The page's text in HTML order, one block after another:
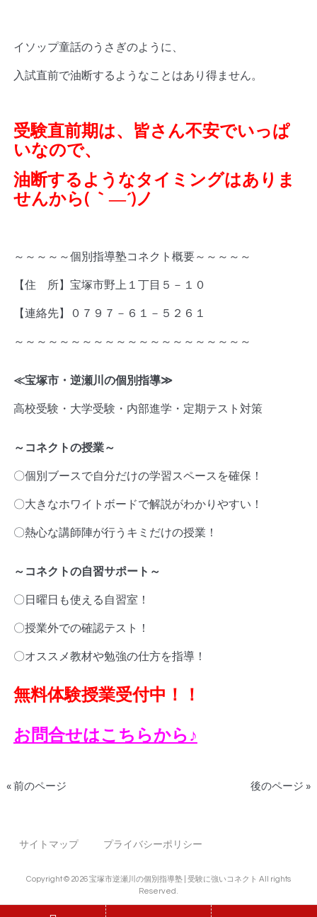
イソップ童話のうさぎのように、
入試直前で油断するようなことはあり得ません。
受験直前期は、皆さん不安でいっぱ
いなので、
油断するようなタイミングはありま
せんから( ｀―´)ノ
～～～～～個別指導塾コネクト概要～～～～～
【住 所】宝塚市野上１丁目５－１０
【連絡先】０７９７－６１－５２６１
～～～～～～～～～～～～～～～～～～～～～
≪宝塚市・逆瀬川の個別指導≫
高校受験・大学受験・内部進学・定期テスト対策
～コネクトの授業～
〇個別ブースで自分だけの学習スペースを確保！
〇大きなホワイトボードで解説がわかりやすい！
〇熱心な講師陣が行うキミだけの授業！
～コネクトの自習サポート～
〇日曜日も使える自習室！
〇授業外での確認テスト！
〇オススメ教材や勉強の仕方を指導！
無料体験授業受付中！！
お問合せはこちらから♪
« 前のページ 後のページ »
サイトマップ プライバシーポリシー
Copyright © 2026 宝塚市逆瀬川の個別指導塾 | 受験に強いコネクト All rights
Reserved.